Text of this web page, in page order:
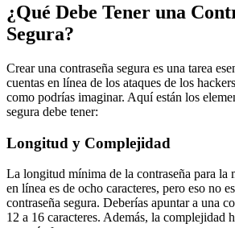
¿Qué Debe Tener una
Segura?
Crear una contraseña segura es una tarea
cuentas en línea de los ataques de los
como podrías imaginar. Aquí están los
segura debe tener:
Longitud y Complejidad
La longitud mínima de la contraseña para la
en línea es de ocho caracteres, pero eso no
contraseña segura. Deberías apuntar a una
12 a 16 caracteres. Además, la complejidad